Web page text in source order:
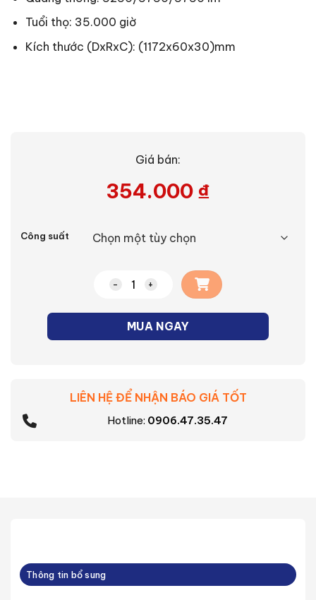
Tuổi thọ: 35.000 giờ
Kích thước (DxRxC): (1172x60x30)mm
Giá bán:
354.000 ₫
Công suất
Đèn LED M36 50W số lượng
MUA NGAY
LIÊN HỆ ĐỂ NHẬN BÁO GIÁ TỐT
Hotline: 0906.47.35.47
Thông tin bổ sung